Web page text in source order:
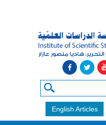
English Articles